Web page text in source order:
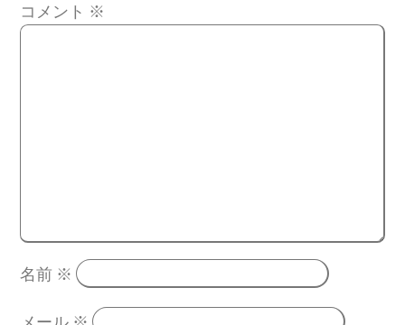
コメント ※
名前 ※
メール ※